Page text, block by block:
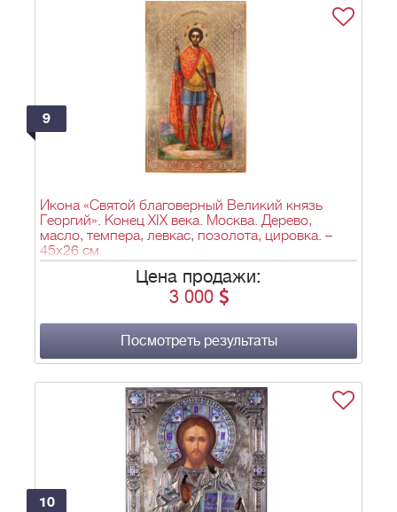
9
Икона «Святой благоверный Великий князь
Георгий». Конец XIX века. Москва. Дерево,
масло, темпера, левкас, позолота, цировка. –
45х26 см.
Цена продажи:
3 000
Посмотреть результаты
10